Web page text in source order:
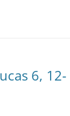
6, 12-